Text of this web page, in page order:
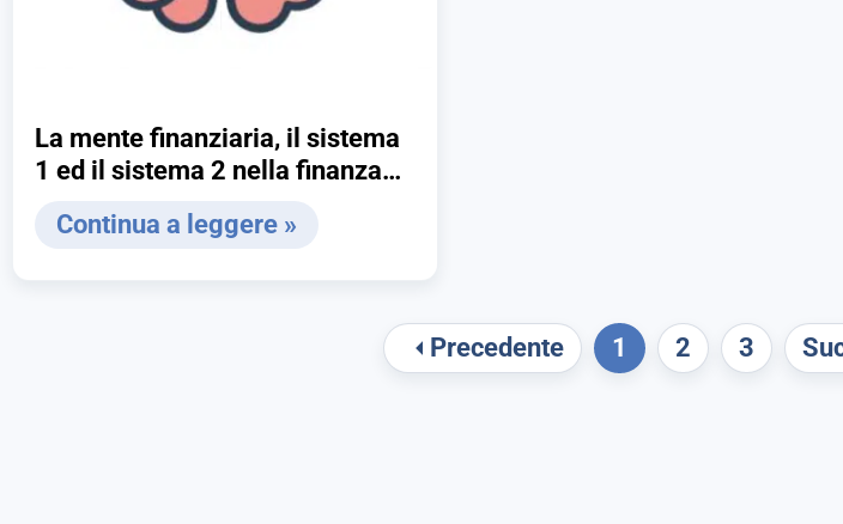
La mente finanziaria, il sistema
1 ed il sistema 2 nella finanza
Continua a leggere »
Precedente 1 2 3